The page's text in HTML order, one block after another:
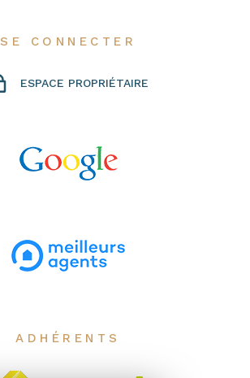
SE CONNECTER
ESPACE PROPRIÉTAIRE
ADHÉRENTS